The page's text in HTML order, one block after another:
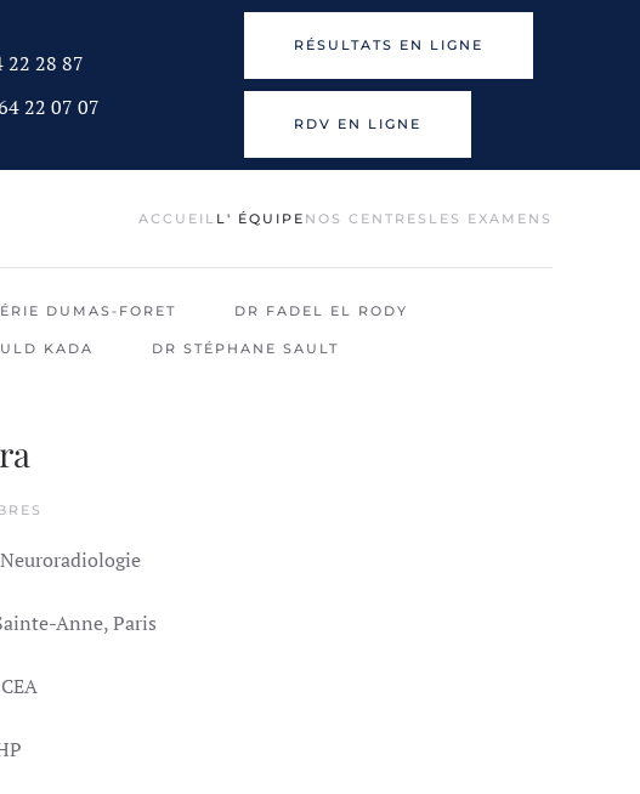
22 28 87
22 07 07
RÉSULTATS EN LIGNE
RDV EN LIGNE
ACCUEIL L' ÉQUIPE NOS CENTRES LES EXAMENS
DUMAS-FORET DR FADEL EL RODY
KADA DR STÉPHANE SAULT
Anne, Paris